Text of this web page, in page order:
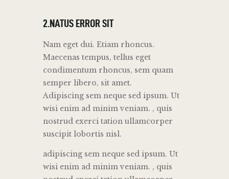
2.NATUS ERROR SIT
Nam eget dui. Etiam rhoncus.
Maecenas tempus, tellus eget
condimentum rhoncus, sem quam
semper libero, sit amet.
Adipiscing sem neque sed ipsum. Ut
wisi enim ad minim veniam. , quis
nostrud exerci tation ullamcorper
suscipit lobortis nisl.
adipiscing sem neque sed ipsum. Ut
wisi enim ad minim veniam. , quis